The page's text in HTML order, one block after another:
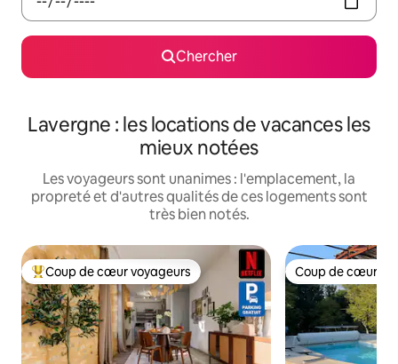
Chercher
Lavergne : les locations de vacances les
mieux notées
Les voyageurs sont unanimes : l'emplacement, la
propreté et d'autres qualités de ces logements sont
très bien notés.
Coup de cœur voyageurs parmi les plus aimés
Coup de cœur voyageurs Coup de cœur
Coup de cœur